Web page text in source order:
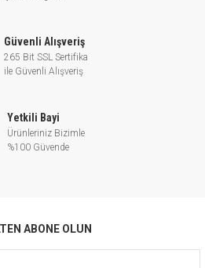
Güvenli Alışveriş
265 Bit SSL Sertifika
ile Güvenli Alışveriş
Yetkili Bayi
Ürünleriniz Bizimle
%100 Güvende
ABONE OLUN